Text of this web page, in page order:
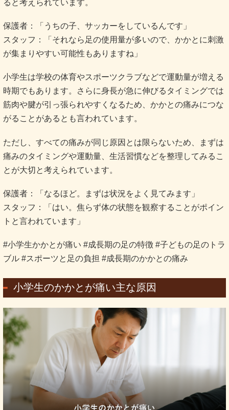
ると考えられています。
保護者：「うちの子、サッカーをしているんです」
スタッフ：「それなら足の使用量が多いので、かかとに刺激
が集まりやすい可能性もありますね」
小学生は学校の体育やスポーツクラブなどで運動量が増える
時期でもあります。さらに身長が急に伸びるタイミングでは
筋肉や腱が引っ張られやすくなるため、かかとの痛みにつな
がることがあるとも言われています。
ただし、すべての痛みが同じ原因とは限らないため、まずは
痛みのタイミングや運動量、生活習慣などを整理してみるこ
とが大切と考えられています。
保護者：「なるほど。まずは状況をよく見てみます」
スタッフ：「はい。焦らず体の状態を観察することがポイン
トと言われています」
#小学生かかとが痛い #成長期の足の特徴 #子どもの足のトラ
ブル #スポーツと足の負担 #成長期のかかとの痛み
小学生のかかとが痛い主な原因